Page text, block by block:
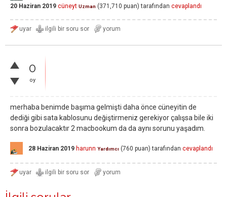
20 Haziran 2019 cüneyt Uzman (371,710 puan) tarafından cevaplandı
0
oy
merhaba benimde başıma gelmişti daha önce cüneyitin de
dediği gibi sata kablosunu değiştirmeniz gerekiyor çalışsa bile iki
sonra bozulacaktır 2 macbookum da da aynı sorunu yaşadım.
28 Haziran 2019 harunn Yardımcı (760 puan) tarafından cevaplandı